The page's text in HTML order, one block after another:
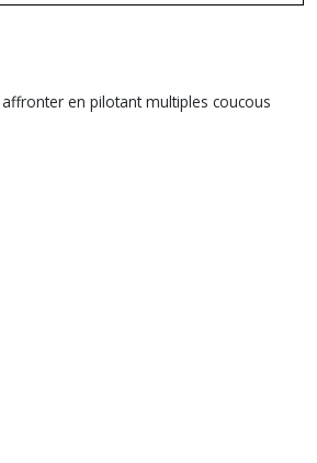
en pilotant multiples coucous